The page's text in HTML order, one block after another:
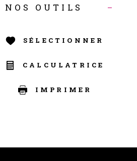
NOS OUTILS
SÉLECTIONNER
CALCULATRICE
IMPRIMER